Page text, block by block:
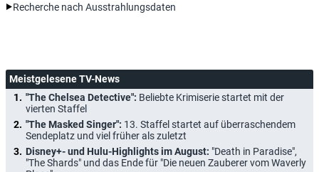
Recherche nach Ausstrahlungsdaten
Meistgelesene TV-News
"The Chelsea Detective": Beliebte Krimiserie startet mit der
vierten Staffel
"The Masked Singer": 13. Staffel startet auf überraschendem
Sendeplatz und viel früher als zuletzt
Disney+- und Hulu-Highlights im August: "Death in Paradise",
"The Shards" und das Ende für "Die neuen Zauberer vom Waverly